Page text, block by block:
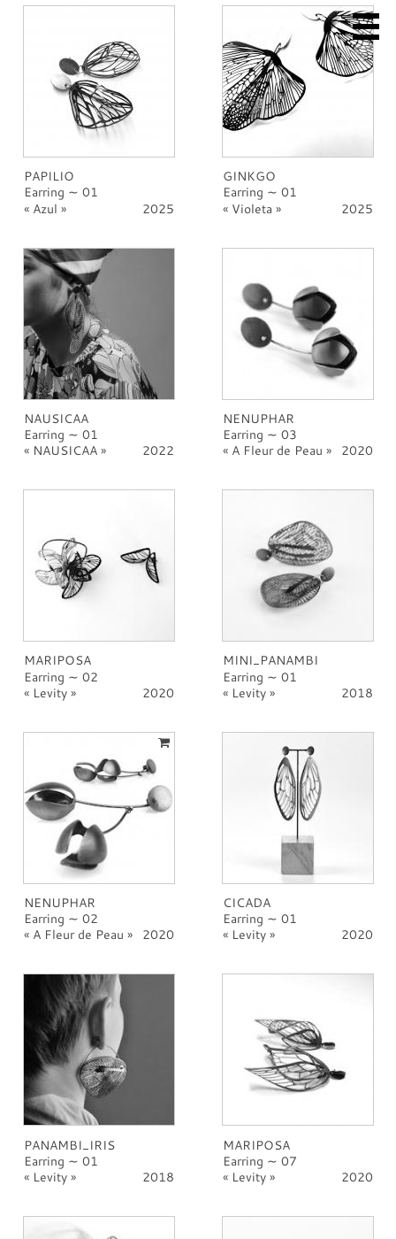
ABOUT
SCULPTURE
necklace
chain
bracelet
earring
ONLINE SALES
EXHIBITIONS & FAIRS
SHOPS & GALLERIES
PROFESSIONNAL
CONTACT
PAPILIO
Earring ∼ 01
Azul
2025
GINKGO
Earring ∼ 01
Violeta
2025
NAUSICAA
Earring ∼ 01
NAUSICAA
2022
NENUPHAR
Earring ∼ 03
A Fleur de Peau
2020
MARIPOSA
Earring ∼ 02
Levity
2020
MINI_PANAMBI
Earring ∼ 01
Levity
2018
NENUPHAR
Earring ∼ 02
A Fleur de Peau
2020
CICADA
Earring ∼ 01
Levity
2020
PANAMBI_IRIS
Earring ∼ 01
Levity
2018
MARIPOSA
Earring ∼ 07
Levity
2020